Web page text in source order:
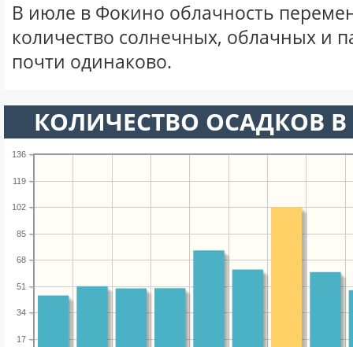
В июле в Фокино облачность
количество солнечных, облачных и
почти одинаково.
КОЛИЧЕСТВО ОСАДКОВ
17
34
51
68
85
102
119
136